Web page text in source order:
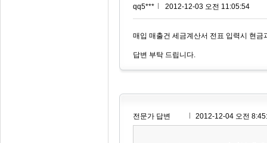
qq5*** 2012-12-03 오전 11:05:54
매입 매출건 세금계산서 전표 입력시 현
답변 부탁 드립니다.
전문가 답변 2012-12-04 오전